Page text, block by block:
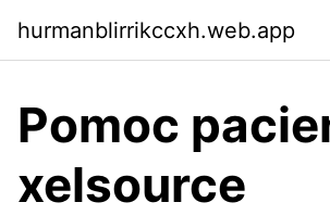
hurmanblirrikccxh.web.app
Pomoc
xelsource